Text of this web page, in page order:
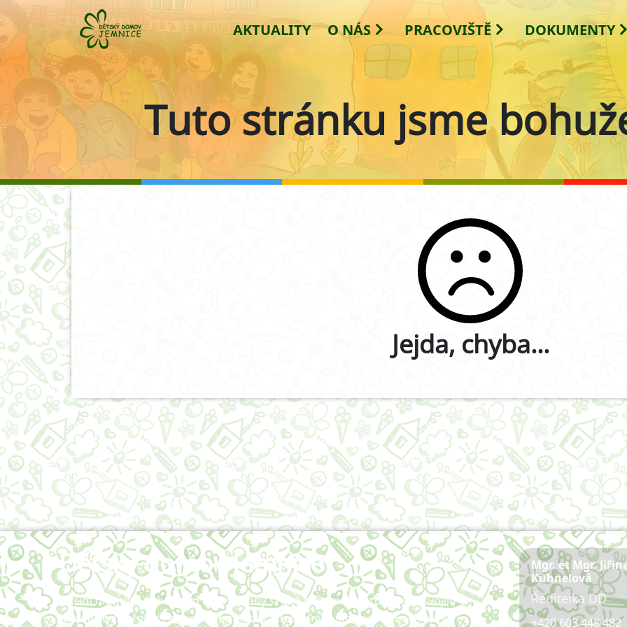
AKTUALITY O NÁS PRACOVIŠTĚ DOKUMENTY
Tuto stránku jsme
Jejda, chyba...
Dětský domov Jemnice
Naším hlavním výchovným cílem je, aby si dítě během pobytu u nás osvojilo
takové kompetence, které mu umožní samostatný a plnohodnotný život ve
Mgr. et Mgr.
Kühnelová
Ředitelka DD
+420 603 448 482